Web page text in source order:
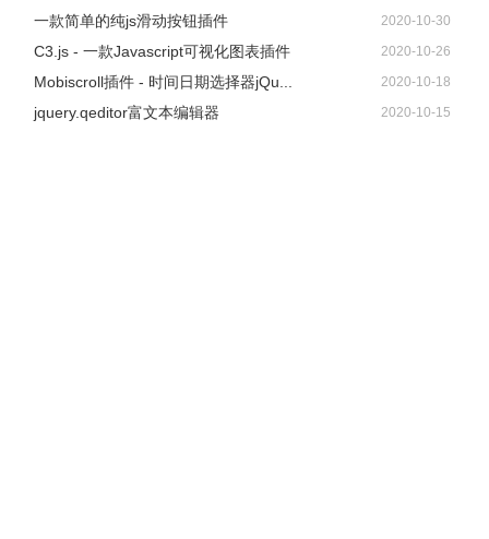
一款简单的纯js滑动按钮插件 2020-10-30
C3.js - 一款Javascript可视化图表插件 2020-10-26
Mobiscroll插件 - 时间日期选择器jQu... 2020-10-18
jquery.qeditor富文本编辑器 2020-10-15